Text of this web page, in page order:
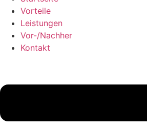
Vorteile
Leistungen
Vor-/Nachher
Kontakt